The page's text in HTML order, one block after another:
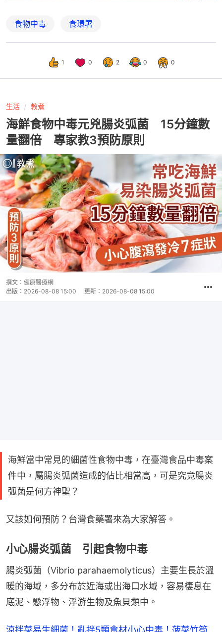
食物中毒 食環署
1 0 2 0 0
生活 教煮
海鮮食物中毒元兇腸炎弧菌 15分鐘數
量翻倍 專家教3預防原則
撰文： 健康醫療網
出版： 2026-08-08 15:00 更新： 2026-08-08 15:00
海鮮當中常見的細菌性食物中毒，在臺灣食品中毒案
件中，屬腸炎弧菌造成的佔比相當高，可是究竟腸炎
弧菌是何方神聖？
又該如何預防？台灣食藥署來為大家解答。
小心腸炎弧菌 引起食物中毒
腸炎弧菌（Vibrio parahaemolyticus）主要生長於溫
暖的海域，多分布於近海或出海口水域，容易棲息在
底泥、懸浮物、浮游生物及魚貝類中。
涼拌菜易生細菌！亂拌5類食材小心中毒！菠菜竹筍